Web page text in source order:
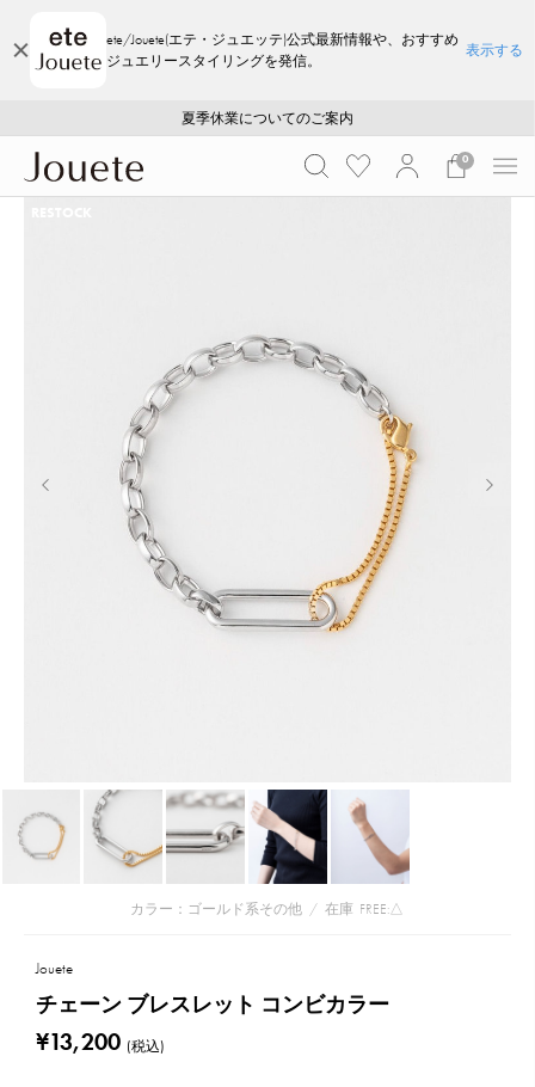
ete/Jouete(エテ・ジュエッテ)公式最新情報や、おすすめ
ジュエリースタイリングを発信。
表示する
採用のご案内
ご注文いただいたお品物のお届け状況について
夏季休業についてのご案内
WEB LIMITED ITEMS >>
採用のご案内
ご注文いただいたお品物のお届け状況について
0
カラー：ゴールド系その他 / 在庫 FREE:△
Jouete
チェーン ブレスレット コンビカラー
¥13,200 (税込)